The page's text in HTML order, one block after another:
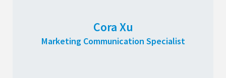
Cora Xu
Marketing Communication Specialist